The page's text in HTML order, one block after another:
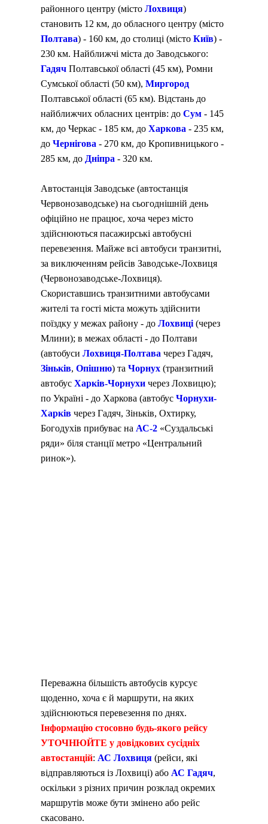
районного центру (містоЛохвиця)
становить 12 км, до обласного центру (місто
Полтава) - 160 км, до столиці (містоКиїв) -
230 км. Найближчі міста до Заводського:
Гадяч Полтавської області (45 км), Ромни
Сумської області (50 км),Миргород
Полтавської області (65 км). Відстань до
найближчих обласних центрів: доСум - 145
км, до Черкас - 185 км, доХаркова - 235 км,
доЧернігова - 270 км, до Кропивницького -
285 км, доДніпра - 320 км.
Автостанція Заводське (автостанція
Червонозаводське) на сьогоднішній день
офіційно не працює, хоча через місто
здійснюються пасажирські автобусні
перевезення. Майже всі автобуси транзитні,
за виключенням рейсів Заводське-Лохвиця
(Червонозаводське-Лохвиця).
Скориставшись транзитними автобусами
жителі та гості міста можуть здійснити
поїздку у межах району - доЛохвиці(через
Млини); в межах області - до Полтави
(автобусиЛохвиця-Полтава через Гадяч,
Зіньків,Опішню) таЧорнух (транзитний
автобусХарків-Чорнухи через Лохвицю);
по Україні - до Харкова (автобусЧорнухи-
Харків через Гадяч, Зіньків, Охтирку,
Богодухів прибуває наАС-2 «Суздальські
ряди» біля станції метро «Центральний
ринок»).
Переважна більшість автобусів курсує
щоденно, хоча є й маршрути, на яких
здійснюються перевезення по днях.
Інформацію стосовно будь-якого рейсу
УТОЧНЮЙТЕ у довідкових сусідніх
автостанцій:АС Лохвиця (рейси, які
відправляються із Лохвиці) абоАС Гадяч,
оскільки з різних причин розклад окремих
маршрутів може бути змінено або рейс
скасовано.